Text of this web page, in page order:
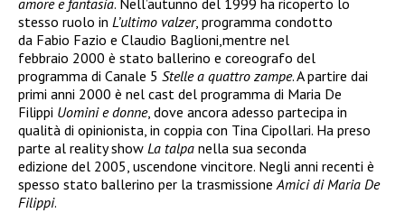
amore e fantasia. Nell’autunno del 1999 ha ricoperto lo
stesso ruolo in L’ultimo valzer, programma condotto
da Fabio Fazio e Claudio Baglioni,mentre nel
febbraio 2000 è stato ballerino e coreografo del
programma di Canale 5 Stelle a quattro zampe.A partire dai
primi anni 2000 è nel cast del programma di Maria De
Filippi Uomini e donne, dove ancora adesso partecipa in
qualità di opinionista, in coppia con Tina Cipollari. Ha preso
parte al reality show La talpa nella sua seconda
edizione del 2005, uscendone vincitore. Negli anni recenti è
spesso stato ballerino per la trasmissioneAmici di Maria De
Filippi.